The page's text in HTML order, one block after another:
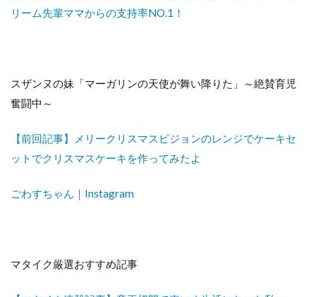
リーム先輩ママからの支持率NO.1！
スザンヌの妹「マーガリンの天使が舞い降りた」～絶賛育児
奮闘中～
【前回記事】メリークリスマスピジョンのレンジでケーキセ
ットでクリスマスケーキを作ってみたよ
ごわすちゃん｜Instagram
マタイク厳選おすすめ記事